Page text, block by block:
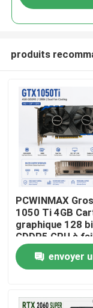
Maison
Produits
Vidéos
produits
PCWINMAX
1050 Ti 4GB
graphique 128
GDDR5 GPU à
puissance avec
HD DP DVI pour
ordinateur de
envoyer